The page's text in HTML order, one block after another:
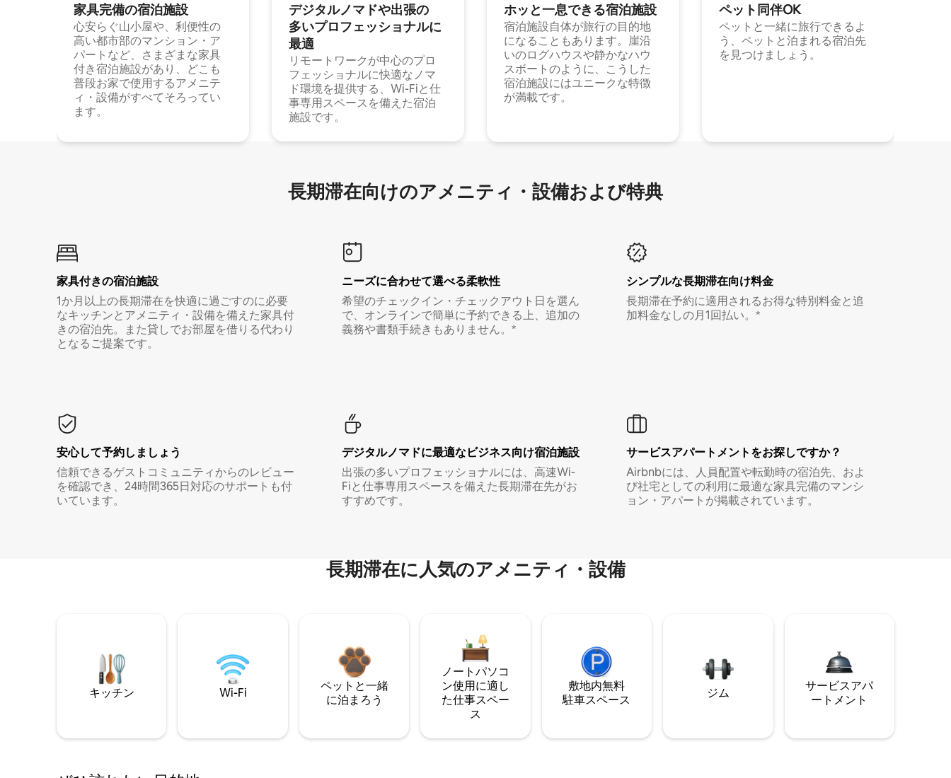
家具完備の宿⁠泊⁠施⁠設
心安らぐ山小屋や、利便性の
高い都市部のマンション・ア
パートなど、さまざまな家具
付き宿泊施設があり、どこも
普段お家で使用するアメニテ
ィ・設備がすべてそろってい
ます。
デジタルノマドや出⁠張⁠の
多⁠いプ⁠ロ⁠フ⁠ェ⁠ッ⁠シ⁠ョ⁠ナ⁠ル⁠に
最⁠適
リモートワークが中心のプロ
フェッショナルに快適なノマ
ド環境を提供する、Wi-Fiと仕
事専用スペースを備えた宿泊
施設です。
ホッと一⁠息⁠で⁠き⁠る宿⁠泊施⁠設
宿泊施設自体が旅行の目的地
になることもあります。崖沿
いのログハウスや静かなハウ
スボートのように、こうした
宿泊施設にはユニークな特徴
が満載です。
ペット同⁠伴OK
ペットと一緒に旅行できるよ
う、ペットと泊まれる宿泊先
を見つけましょう。
長期滞在向け⁠のア⁠メ⁠ニ⁠テ⁠ィ⁠・設⁠備⁠および特⁠典
家具付き⁠の宿⁠泊⁠施⁠設
1か月以上の長期滞在を快適に過ごすのに必要
なキッチンとアメニティ・設備を備えた家具付
きの宿泊先。また貸しでお部屋を借りる代わり
となるご提案です。
ニーズに合わせて選べる柔軟性
希望のチェックイン・チェックアウト日を選ん
で、オンラインで簡単に予約できる上、追加の
義務や書類手続きもありません。*
シンプルな長期滞在向け料金
長期滞在予約に適用されるお得な特別料金と追
加料金なしの月1回払い。*
安心して予約しましょう
信頼できるゲストコミュニティからのレビュー
を確認でき、24時間365日対応のサポートも付
いています。
デジタルノマド⁠に最⁠適⁠なビ⁠ジ⁠ネ⁠ス⁠向⁠け宿⁠泊⁠施⁠設
出張の多いプロフェッショナルには、高速Wi-
Fiと仕事専用スペースを備えた長期滞在先がお
すすめです。
サービスアパートメントをお探しですか？
Airbnbには、人員配置や転勤時の宿泊先、およ
び社宅としての利用に最適な家具完備のマンシ
ョン・アパートが掲載されています。
長期滞在に人気のアメニティ・設備
キッチン Wi-Fi
ペットと一緒
に泊まろう
ノートパソコ
ン使用に適し
た仕事スペー
ス
敷地内無料
駐⁠車ス⁠ペ⁠ー⁠ス
ジム
サービスアパ
ートメント